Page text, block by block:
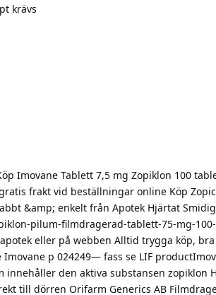
krävs
Imovane Tablett 7,5 mg Zopiklon 100
frakt vid beställningar online Köp
&amp; enkelt från Apotek Hjärtat
pilum-filmdragerad-tablett-75-mg-
eller på webben Alltid trygga köp,
p 024249— fass se LIF
den aktiva substansen zopiklon
till dörren Orifarm Generics AB